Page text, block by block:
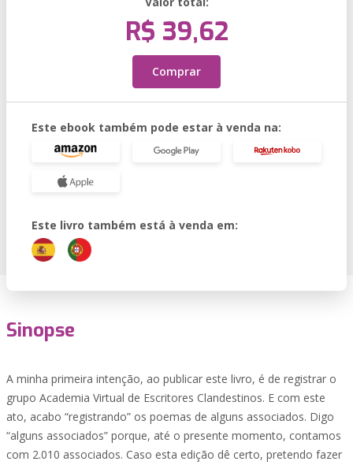
R$ 39,62
Comprar
Este ebook também pode estar à venda na:
Este livro também está à venda em:
Sinopse
A minha primeira intenção, ao publicar este livro, é de registrar o
grupo Academia Virtual de Escritores Clandestinos. E com este
ato, acabo “registrando” os poemas de alguns associados. Digo
“alguns associados” porque, até o presente momento, contamos
com 2.010 associados. Caso esta edição dê certo, pretendo fazer